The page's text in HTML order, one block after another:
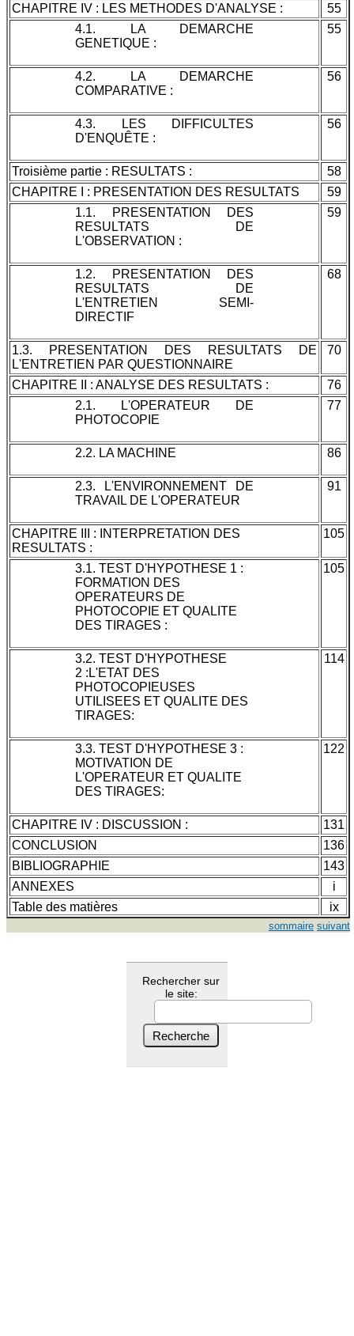
CHAPITRE IV : LES METHODES D'ANALYSE :
55
4.1. LA DEMARCHE
GENETIQUE :
55
4.2. LA DEMARCHE
COMPARATIVE :
56
4.3. LES DIFFICULTES
D'ENQUÊTE :
56
Troisième partie : RESULTATS :
58
CHAPITRE I : PRESENTATION DES RESULTATS
59
1.1. PRESENTATION DES
RESULTATS DE
L'OBSERVATION :
59
1.2. PRESENTATION DES
RESULTATS DE
L'ENTRETIEN SEMI-
DIRECTIF
68
1.3. PRESENTATION DES RESULTATS DE
L'ENTRETIEN PAR QUESTIONNAIRE
70
CHAPITRE II : ANALYSE DES RESULTATS :
76
2.1. L'OPERATEUR DE
PHOTOCOPIE
77
2.2. LA MACHINE 86
2.3. L'ENVIRONNEMENT DE
TRAVAIL DE L'OPERATEUR
91
CHAPITRE III : INTERPRETATION DES
RESULTATS :
105
3.1. TEST D'HYPOTHESE 1 :
FORMATION DES
OPERATEURS DE
PHOTOCOPIE ET QUALITE
DES TIRAGES :
105
3.2. TEST D'HYPOTHESE
2 :L'ETAT DES
PHOTOCOPIEUSES
UTILISEES ET QUALITE DES
TIRAGES:
114
3.3. TEST D'HYPOTHESE 3 :
MOTIVATION DE
L'OPERATEUR ET QUALITE
DES TIRAGES:
122
CHAPITRE IV : DISCUSSION :
131
CONCLUSION
136
BIBLIOGRAPHIE
143
ANNEXES
i
Table des matières
ix
sommaire suivant
Rechercher sur
le site: